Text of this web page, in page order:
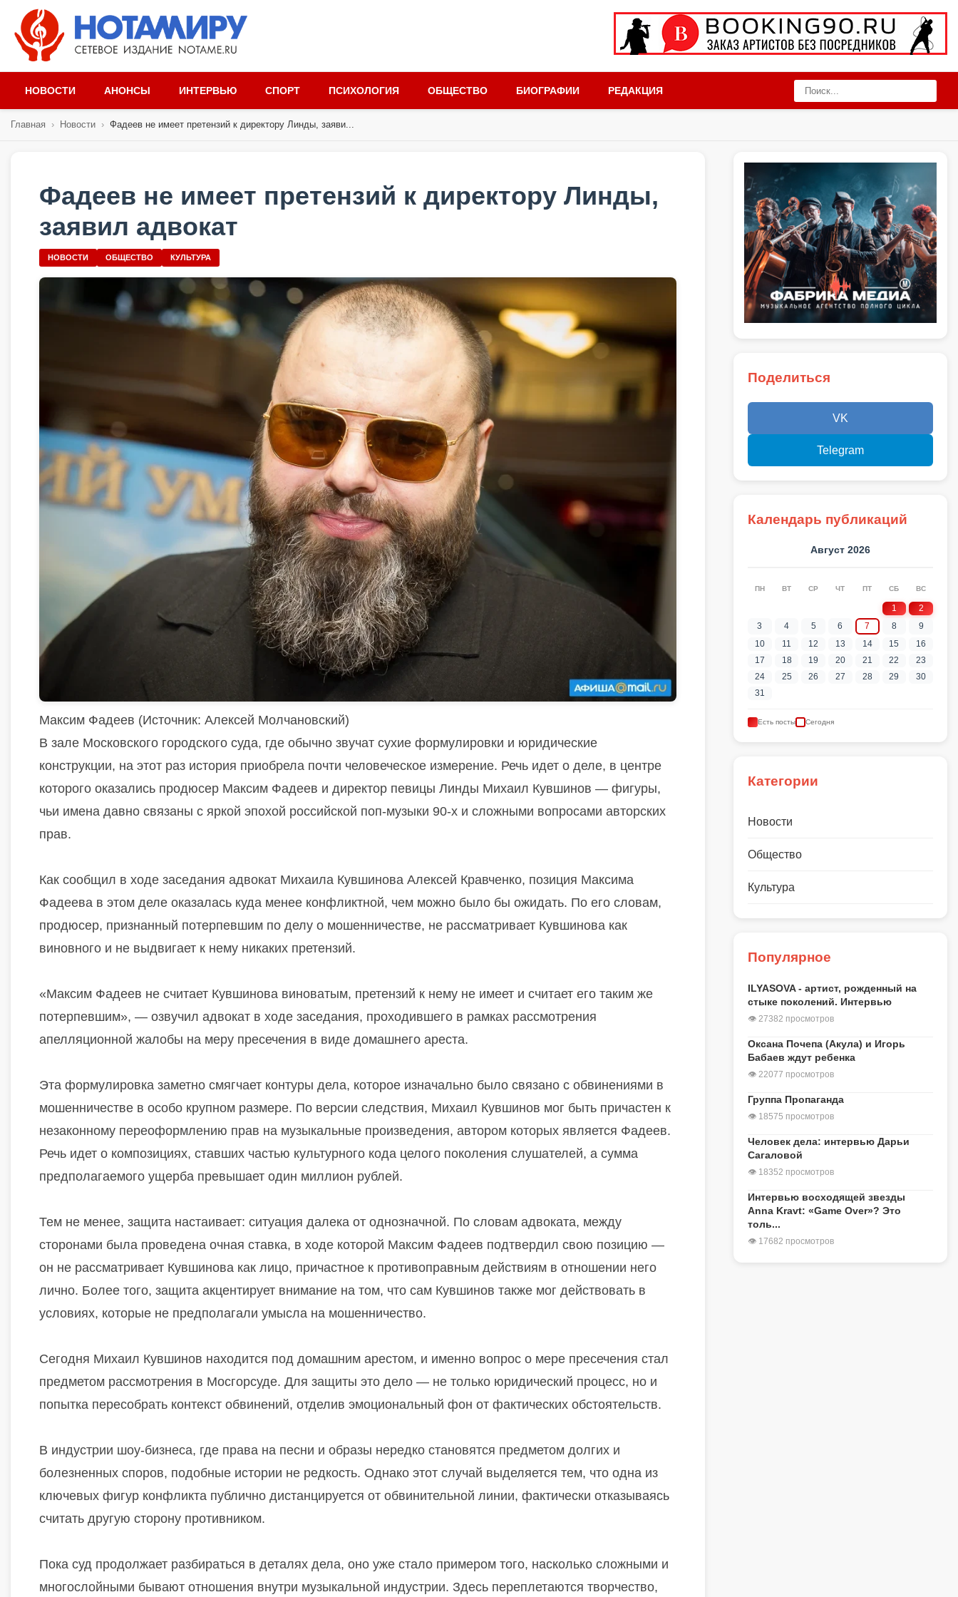
НОВОСТИ АНОНСЫ ИНТЕРВЬЮ СПОРТ ПСИХОЛОГИЯ ОБЩЕСТВО БИОГРАФИИ РЕДАКЦИЯ
Главная › Новости › Фадеев не имеет претензий к директору Линды, заяви...
Фадеев не имеет претензий к директору Линды,
заявил адвокат
НОВОСТИ ОБЩЕСТВО КУЛЬТУРА
Максим Фадеев (Источник: Алексей Молчановский)
В зале Московского городского суда, где обычно звучат сухие формулировки и юридические
конструкции, на этот раз история приобрела почти человеческое измерение. Речь идет о деле, в центре
которого оказались продюсер Максим Фадеев и директор певицы Линды Михаил Кувшинов — фигуры,
чьи имена давно связаны с яркой эпохой российской поп-музыки 90-х и сложными вопросами авторских
прав.
Как сообщил в ходе заседания адвокат Михаила Кувшинова Алексей Кравченко, позиция Максима
Фадеева в этом деле оказалась куда менее конфликтной, чем можно было бы ожидать. По его словам,
продюсер, признанный потерпевшим по делу о мошенничестве, не рассматривает Кувшинова как
виновного и не выдвигает к нему никаких претензий.
«Максим Фадеев не считает Кувшинова виноватым, претензий к нему не имеет и считает его таким же
потерпевшим», — озвучил адвокат в ходе заседания, проходившего в рамках рассмотрения
апелляционной жалобы на меру пресечения в виде домашнего ареста.
Эта формулировка заметно смягчает контуры дела, которое изначально было связано с обвинениями в
мошенничестве в особо крупном размере. По версии следствия, Михаил Кувшинов мог быть причастен к
незаконному переоформлению прав на музыкальные произведения, автором которых является Фадеев.
Речь идет о композициях, ставших частью культурного кода целого поколения слушателей, а сумма
предполагаемого ущерба превышает один миллион рублей.
Тем не менее, защита настаивает: ситуация далека от однозначной. По словам адвоката, между
сторонами была проведена очная ставка, в ходе которой Максим Фадеев подтвердил свою позицию —
он не рассматривает Кувшинова как лицо, причастное к противоправным действиям в отношении него
лично. Более того, защита акцентирует внимание на том, что сам Кувшинов также мог действовать в
условиях, которые не предполагали умысла на мошенничество.
Сегодня Михаил Кувшинов находится под домашним арестом, и именно вопрос о мере пресечения стал
предметом рассмотрения в Мосгорсуде. Для защиты это дело — не только юридический процесс, но и
попытка пересобрать контекст обвинений, отделив эмоциональный фон от фактических обстоятельств.
В индустрии шоу-бизнеса, где права на песни и образы нередко становятся предметом долгих и
болезненных споров, подобные истории не редкость. Однако этот случай выделяется тем, что одна из
ключевых фигур конфликта публично дистанцируется от обвинительной линии, фактически отказываясь
считать другую сторону противником.
Пока суд продолжает разбираться в деталях дела, оно уже стало примером того, насколько сложными и
многослойными бывают отношения внутри музыкальной индустрии. Здесь переплетаются творчество,
Поделиться
VK
Telegram
Календарь публикаций
Август 2026
ПН ВТ СР ЧТ ПТ СБ ВС
1
2
3
4 5 6 7 8
9
10
11 12 13 14 15
16
17
18 19 20 21 22
23
24
25 26 27 28 29
30
31
Есть посты Сегодня
Категории
Новости
Общество
Культура
Популярное
ILYASOVA - артист, рожденный на
стыке поколений. Интервью
👁 27382 просмотров
Оксана Почепа (Акула) и Игорь
Бабаев ждут ребенка
👁 22077 просмотров
Группа Пропаганда
👁 18575 просмотров
Человек дела: интервью Дарьи
Сагаловой
👁 18352 просмотров
Интервью восходящей звезды
Anna Kravt: «Game Over»? Это
толь...
👁 17682 просмотров